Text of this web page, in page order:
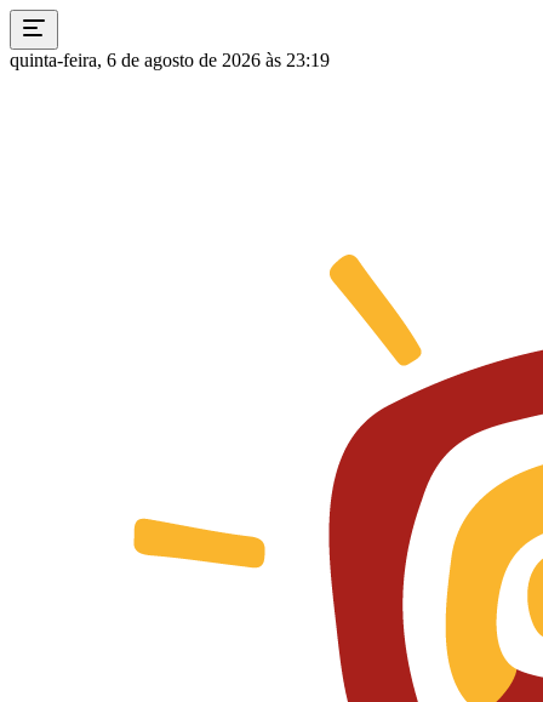
quinta-feira, 6 de agosto de 2026 às 23:19